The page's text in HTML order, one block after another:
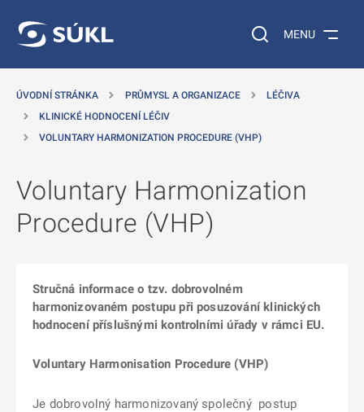
Vyhledávání na
MENU
ÚVODNÍ STRÁNKA PRŮMYSL A ORGANIZACE
LÉČIVA
KLINICKÉ HODNOCENÍ LÉČIV
VOLUNTARY HARMONIZATION PROCEDURE (VHP)
Voluntary Harmonization
Procedure (VHP)
Stručná informace o tzv. dobrovolném
harmonizovaném postupu při posuzování klinických
hodnocení příslušnými kontrolními úřady v rámci EU.
Voluntary Harmonisation Procedure (VHP)
Je dobrovolný harmonizovaný společný postup